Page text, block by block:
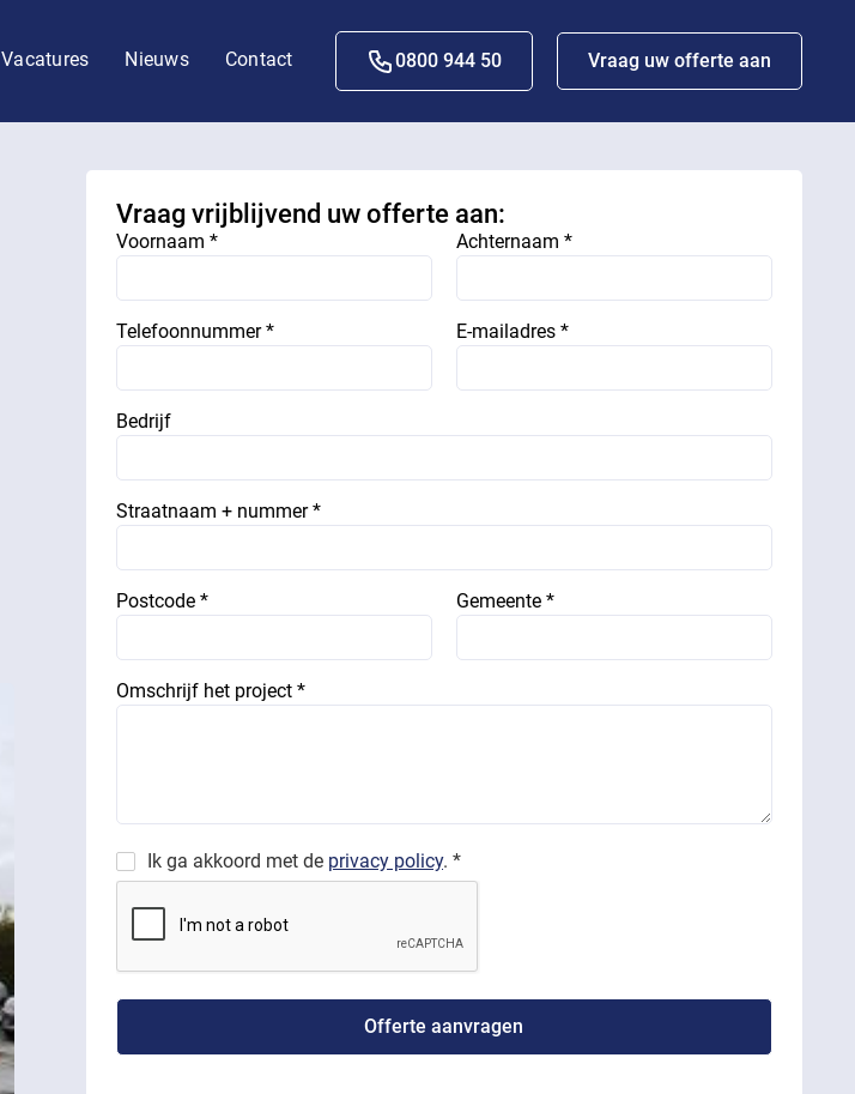
Vacatures Nieuws Contact 0800 944 50 Vraag uw offerte aan
Vraag vrijblijvend uw offerte aan:
Voornaam * Achternaam *
Telefoonnummer * E-mailadres *
Bedrijf
Straatnaam + nummer *
Postcode * Gemeente *
Omschrijf het project *
Ik ga akkoord met de privacy policy. *